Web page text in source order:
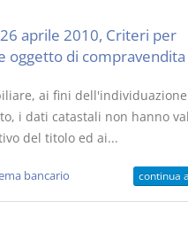
26 aprile 2010, Criteri per
oggetto di compravendita
ai fini dell'individuazione
i dati catastali non hanno
del titolo ed ai...
bancario continua